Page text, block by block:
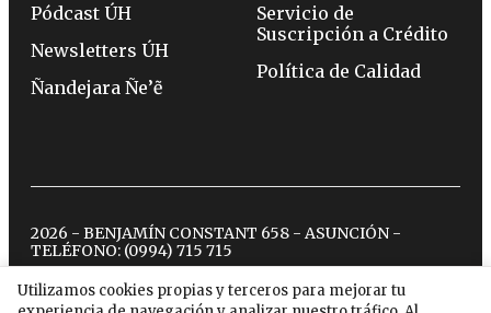
Utilizamos cookies propias y terceros para mejorar tu
Pódcast ÚH
Newsletters ÚH
Ñandejara Ñe’ẽ
Servicio de
Suscripción a Crédito
Política de Calidad
2026 - BENJAMÍN CONSTANT 658 - ASUNCIÓN -
TELÉFONO: (0994) 715 715